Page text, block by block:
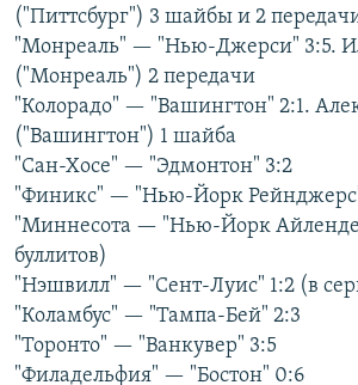
СОЦИАЛЬНЫЕ СЕТИ
Все сайты РСЕ/РС
("Питтсбург") 3 шайбы и 2
"Монреаль" — "Нью-Джерси" 3:5.
("Монреаль") 2 передачи
"Колорадо" — "Вашингтон" 2:1.
("Вашингтон") 1 шайба
"Сан-Хосе" — "Эдмонтон" 3:2
"Финикс" — "Нью-Йорк
"Миннесота — "Нью-Йорк
буллитов)
"Нэшвилл" — "Сент-Луис" 1:2 (в
"Коламбус" — "Тампа-Бей" 2:3
"Торонто" — "Ванкувер" 3:5
"Филадельфия" — "Бостон" 0:6